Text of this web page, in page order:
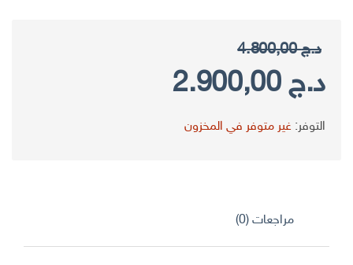
د.ج4.800,00
السعر
الأصلي
د.ج2.900,00
السعر
الحالي
التوفر:غير متوفر في المخزون
مراجعات (0)